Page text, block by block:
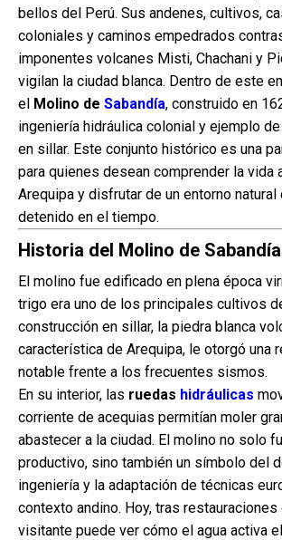
bellos del Perú. Sus andenes, cultivos,
coloniales y caminos empedrados
imponentes volcanes Misti, Chachani y
vigilan la ciudad blanca. Dentro de este
el Molino de Sabandía, construido en
ingeniería hidráulica colonial y ejemplo
en sillar. Este conjunto histórico es una
para quienes desean comprender la vida
Arequipa y disfrutar de un entorno natural
detenido en el tiempo.
Historia del Molino de Sabandía
El molino fue edificado en plena época
trigo era uno de los principales cultivos
construcción en sillar, la piedra blanca
característica de Arequipa, le otorgó una
notable frente a los frecuentes sismos.
En su interior, las ruedas hidráulicas
corriente de acequias permitían moler
abastecer a la ciudad. El molino no solo
productivo, sino también un símbolo del
ingeniería y la adaptación de técnicas
contexto andino. Hoy, tras
visitante puede ver cómo el agua activa